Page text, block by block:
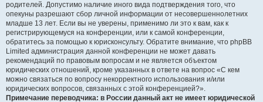
родителей. Допустимо наличие иного вида подтверждения того, что
опекуны разрешают сбор личной информации от несовершеннолетних
младше 13 лет. Если вы не уверены, применимо ли это к вам, как к
регистрирующемуся на конференции, или к самой конференции,
обратитесь за помощью к юрисконсульту. Обратите внимание, что phpBB
Limited администрация данной конференции не может давать
рекомендаций по правовым вопросам и не является объектом
юридических отношений, кроме указанных в ответе на вопрос «С кем
можно связаться по вопросу некорректного использования и/или
юридических вопросов, связанных с этой конференцией?».
Примечание переводчика: в России данный акт не имеет юридической